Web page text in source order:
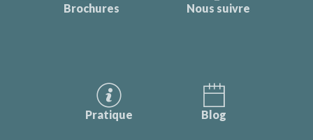
Brochures Nous suivre
Pratique Blog